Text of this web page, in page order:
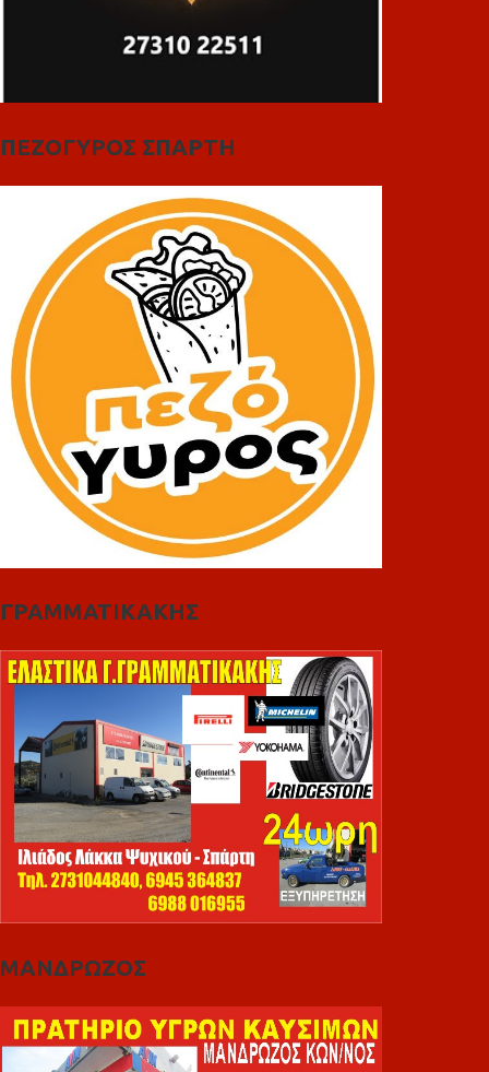
ΠΕΖΟΓΥΡΟΣ ΣΠΑΡΤΗ
ΓΡΑΜΜΑΤΙΚΑΚΗΣ
ΜΑΝΔΡΩΖΟΣ